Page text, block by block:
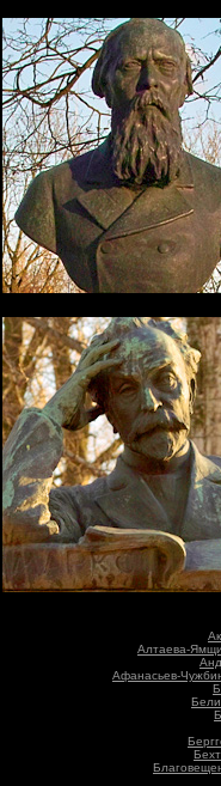
Алтаева-
Афанасьев-